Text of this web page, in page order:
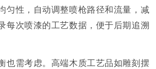
匀性，自动调整喷枪路径和流量，减
每次喷漆的工艺数据，便于后期追溯
也需考虑。高端木质工艺品如雕刻摆